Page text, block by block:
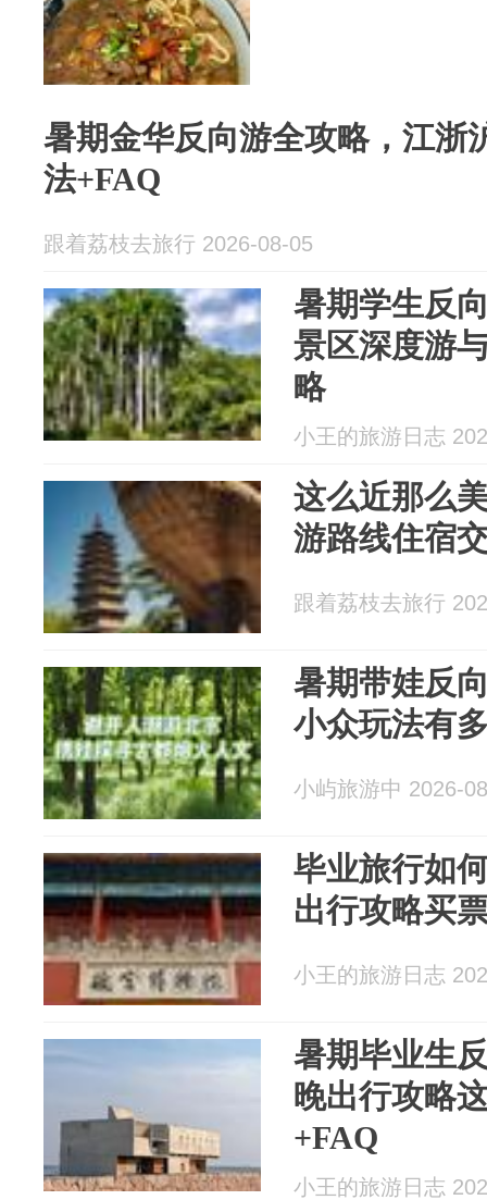
暑期金华反向游全攻略，江浙
法+FAQ
跟着荔枝去旅行 2026-08-05
暑期学生反
景区深度游
略
小王的旅游日志
这么近那么
游路线住宿
跟着荔枝去旅行
暑期带娃反
小众玩法有
小屿旅游中 2026-
毕业旅行如
出行攻略买
小王的旅游日志
暑期毕业生
晚出行攻略
+FAQ
小王的旅游日志